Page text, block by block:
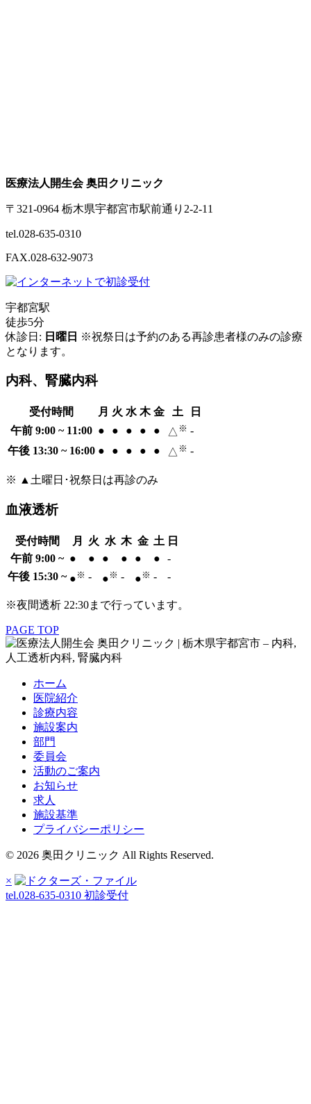
医療法人開生会 奥田クリニック
〒321-0964 栃木県宇都宮市駅前通り2-2-11
tel.028-635-0310
FAX.028-632-9073
宇都宮駅
徒歩5分
休診日: 日曜日 ※祝祭日は予約のある再診患者様のみの診療
となります。
内科、腎臓内科
受付時間 月 火 水 木 金 土
日
午前 9:00 ~ 11:00 ● ● ● ● ● △ ※ -
午後 13:30 ~ 16:00 ● ● ● ● ● △ ※ -
※ ▲土曜日･祝祭日は再診のみ
血液透析
受付時間 月 火 水 木 金 土 日
午前 9:00 ~ ● ● ● ● ● ●
-
午後 15:30 ~ ● ※ - ● ※ - ● ※ - -
※夜間透析 22:30まで行っています。
PAGE TOP
ホーム
医院紹介
診療内容
施設案内
部門
委員会
活動のご案内
お知らせ
求人
施設基準
プライバシーポリシー
© 2026 奥田クリニック All Rights Reserved.
×
tel.028-635-0310 初診受付